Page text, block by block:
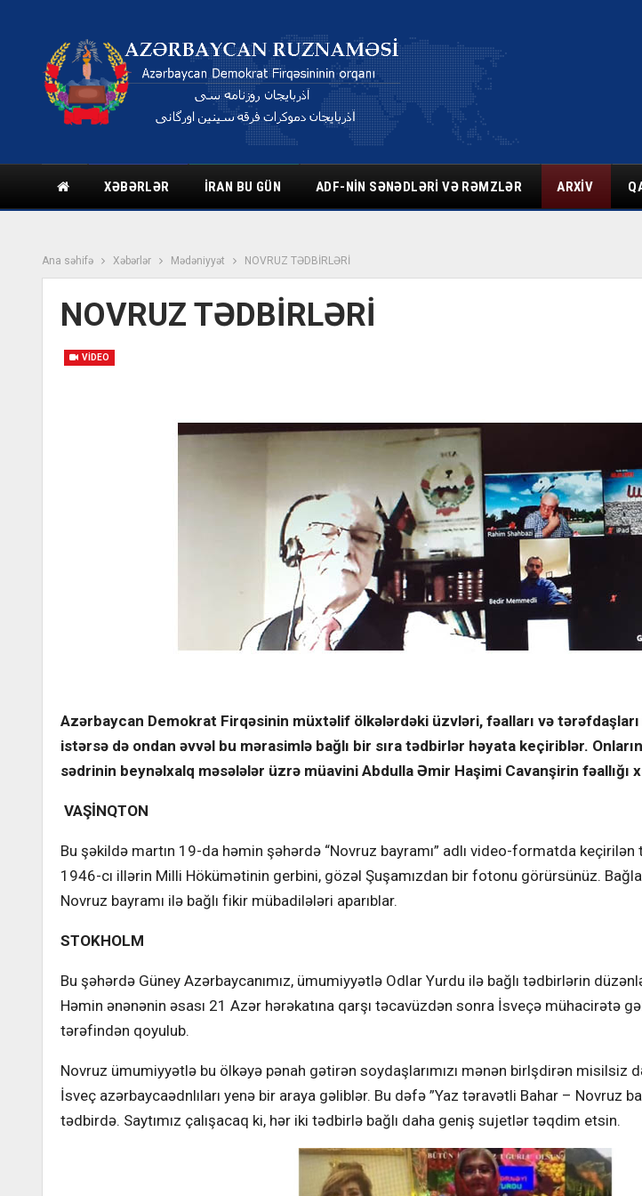
XƏBƏRLƏR İRAN BU GÜN ADF-NIN SƏNƏDLƏRI VƏ RƏMZLƏR ARXIV
Ana səhifə Xəbərlər Mədəniyyət NOVRUZ TƏDBİRLƏRİ
NOVRUZ TƏDBİRLƏRİ
VIDEO
Azərbaycan Demokrat Firqəsinin müxtəlif ölkələrdəki üzvləri, fəalları və
istərsə də ondan əvvəl bu mərasimlə bağlı bir sıra tədbirlər həyata keçiriblər.
sədrinin beynəlxalq məsələlər üzrə müavini Abdulla Əmir Haşimi Cavanşirin fəallığı
VAŞİNQTON
Bu şəkildə martın 19-da həmin şəhərdə “Novruz bayramı” adlı video-formatda keçirilən
1946-cı illərin Milli Hökümətinin gerbini, gözəl Şuşamızdan bir fotonu görürsünüz.
Novruz bayramı ilə bağlı fikir mübadilələri aparıblar.
STOKHOLM
Bu şəhərdə Güney Azərbaycanımız, ümumiyyətlə Odlar Yurdu ilə bağlı tədbirlərin
Həmin ənənənin əsası 21 Azər hərəkatına qarşı təcavüzdən sonra İsveçə mühacirətə
tərəfindən qoyulub.
Novruz ümumiyyətlə bu ölkəyə pənah gətirən soydaşlarımızı mənən birlşdirən misilsiz
İsveç azərbaycaədnlıları yenə bir araya gəliblər. Bu dəfə ”Yaz təravətli Bahar – Novruz
tədbirdə. Saytımız çalışacaq ki, hər iki tədbirlə bağlı daha geniş sujetlər təqdim etsin.